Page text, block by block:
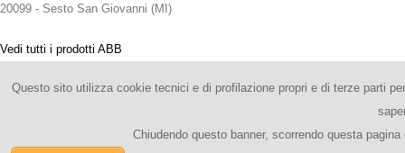
20099 - Sesto San Giovanni (MI)
Vedi tutti i prodotti ABB
Questo sito utilizza cookie tecnici e di profilazione propri e di terze parti
Chiudendo questo banner, scorrendo questa